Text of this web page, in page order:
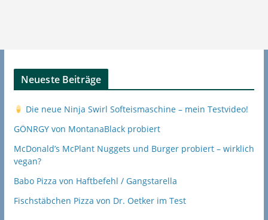
Neueste Beiträge
Die neue Ninja Swirl Softeismaschine – mein Testvideo!
GÖNRGY von MontanaBlack probiert
McDonald’s McPlant Nuggets und Burger probiert – wirklich
vegan?
Babo Pizza von Haftbefehl / Gangstarella
Fischstäbchen Pizza von Dr. Oetker im Test